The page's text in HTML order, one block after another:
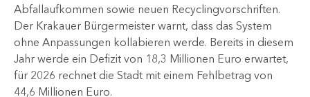
Abfallaufkommen sowie neuen Recyclingvorschriften.
Der Krakauer Bürgermeister warnt, dass das System
ohne Anpassungen kollabieren werde. Bereits in diesem
Jahr werde ein Defizit von 18,3 Millionen Euro erwartet,
für 2026 rechnet die Stadt mit einem Fehlbetrag von
44,6 Millionen Euro.